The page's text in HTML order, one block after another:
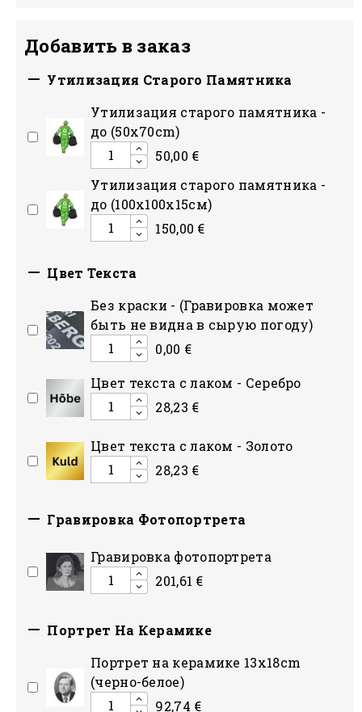
Добавить в заказ
 Утилизация Старого Памятника
Утилизация старого памятника -
до (50x70cm)
50,00 €
Утилизация старого памятника -
до (100х100х15см)
150,00 €
 Цвет Текста
Без краски - (Гравировка может
быть не видна в сырую погоду)
0,00 €
Цвет текста с лаком - Серебро
28,23 €
Цвет текста с лаком - Золото
28,23 €
 Гравировка Фотопортрета
Гравировка фотопортрета
201,61 €
 Портрет На Керамике
Портрет на керамике 13x18cm
(черно-белое)
92,74 €